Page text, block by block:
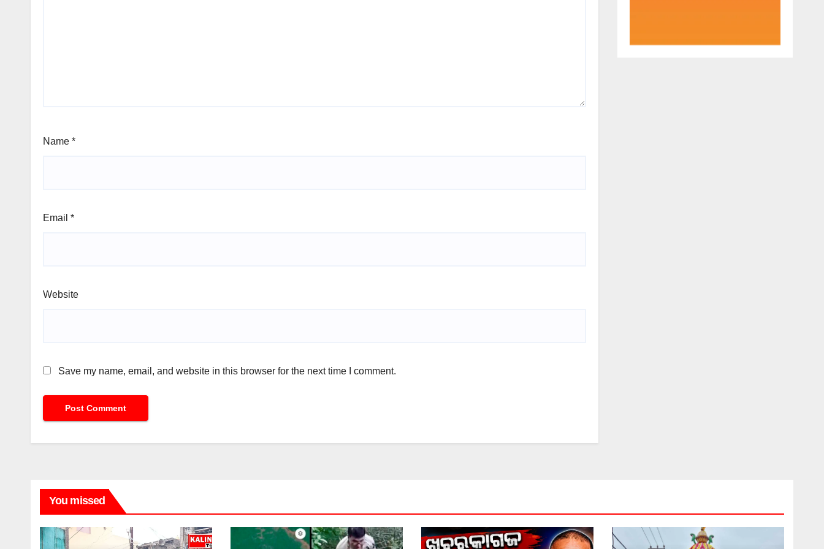
Name *
Email *
Website
Save my name, email, and website in this browser for the next time I comment.
You missed